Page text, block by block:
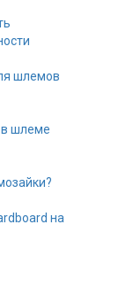
шлемов
в шлеме
на